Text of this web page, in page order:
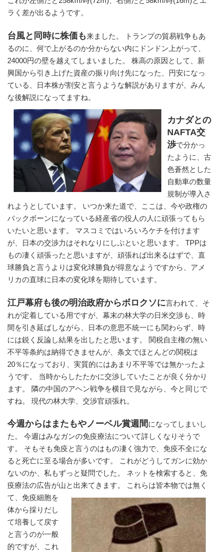
ラく差が出るようです。
台風と同時に株価も来ました。 トランプの貿易戦争もあ
るのに、何で上がるのか分からない内にドンドン上がって、
24000円の壁を越えてしまいました。 株高の原因として、新
興国から引き上げた資産の振り向け先になった、円安になっ
ている、日本株が割安と言うような解説がありますが、みん
な後解説になってますね。
カナダとの
NAFTA交
渉で分かっ
たように、古
色蒼然とした
自動車の数量
規制が導入さ
れようとしています。 いつか来た道で、ここは、今や政権の
バックボーンになっている経産省の役人の人に頑張ってもら
いたいと思います。 マスコミではいろいろケチを付けます
が、日本の交渉力はそれなりにしぶといと思います。 TPPは
もの凄く頑張ったと思いますが、頑張れば出来るはずで、直
球勝負と言うよりは変化球勝負が得意なようですから、アメ
リカの直球に日本の変化球を期待しています。
江戸幕府も後の明治政府からボロクソに言われて、そ
れが定着している用ですが、幕末の林大学の日米交渉も、時
間を引き延ばしながら、日本の意思不統一にも関わらず、時
には鋭く反論し結果を出したと思います。 関税自主権の無い
不平等条約は納得できませんが、条文でほとんどの関税は
20％になっており、実質的にはあまり不平等では無かったよ
うです。 当時からしたたかに交渉していたことが良く分かり
ます。 隣の中国のアヘン戦争を横目で見ながら、今と同じで
すね。 現代の林大学、交渉官頑張れ。
今週からはまたもやノーベル賞週間になってしまいし
た。 今週はみなガンの免疫療法について詳しくなりそうで
す。 そもそも免疫と言うのはもの凄く強力で、免疫不全にな
ると死亡に至る場合が多いです。 これがどうしてガンに効か
ないのか、私もずっと疑問でした。 ネットを検索すると、免
疫療法の広告が山と出来て きます。 これらは皆本物では無く
て、免疫細胞を
体から採りだし
て培養して戻す
と言うのが一般
的ですが、これ